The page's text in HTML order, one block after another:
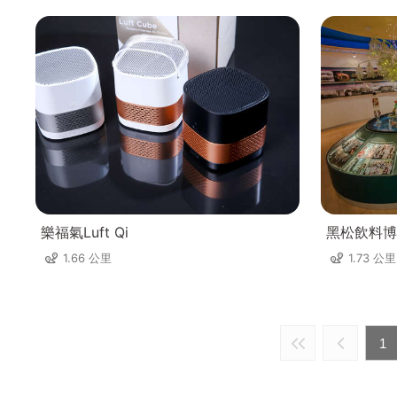
樂福氣Luft Qi
1.66 公里
黑松飲料
1.73 公里
1